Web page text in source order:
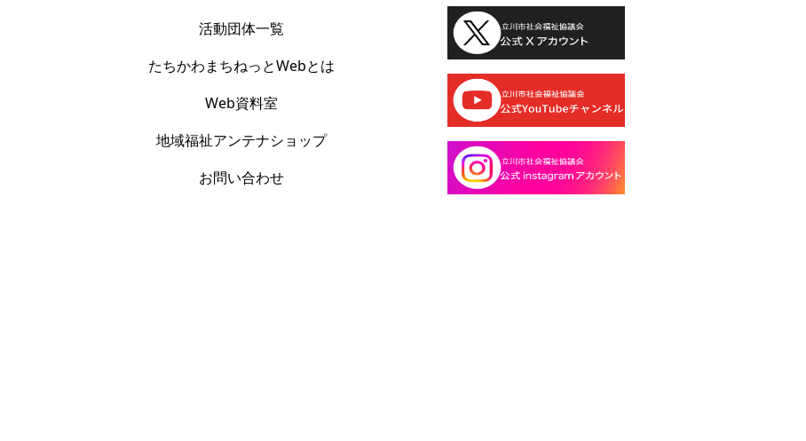
活動団体一覧
たちかわまちねっとWebとは
Web資料室
地域福祉アンテナショップ
お問い合わせ